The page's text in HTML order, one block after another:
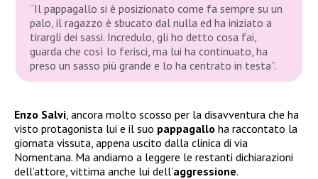
“Il pappagallo si è posizionato come fa sempre su un
palo, il ragazzo è sbucato dal nulla ed ha iniziato a
tirargli dei sassi. Incredulo, gli ho detto cosa fai,
guarda che così lo ferisci, ma lui ha continuato, ha
preso un sasso più grande e lo ha centrato in testa”.
Enzo Salvi , ancora molto scosso per la disavventura che ha
visto protagonista lui e il suo pappagallo ha raccontato la
giornata vissuta, appena uscito dalla clinica di via
Nomentana. Ma andiamo a leggere le restanti dichiarazioni
dell’attore, vittima anche lui dell’aggressione.